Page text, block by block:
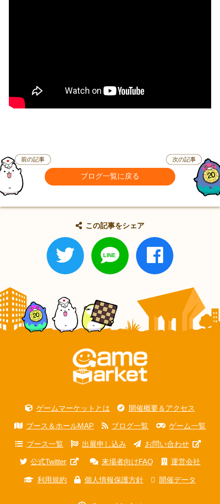
前の記事
ブログ一覧に戻る
次の記事
この記事をシェア
ゲームマーケットとは 開催概要＆アクセス
ブース＆ホールMAP ブログ一覧 ゲーム一覧
ブース一覧 出展申し込み お問い合わせ
公式Twitter 来場者向けFAQ 運営会社
利用規約 個人情報保護方針 開催データ